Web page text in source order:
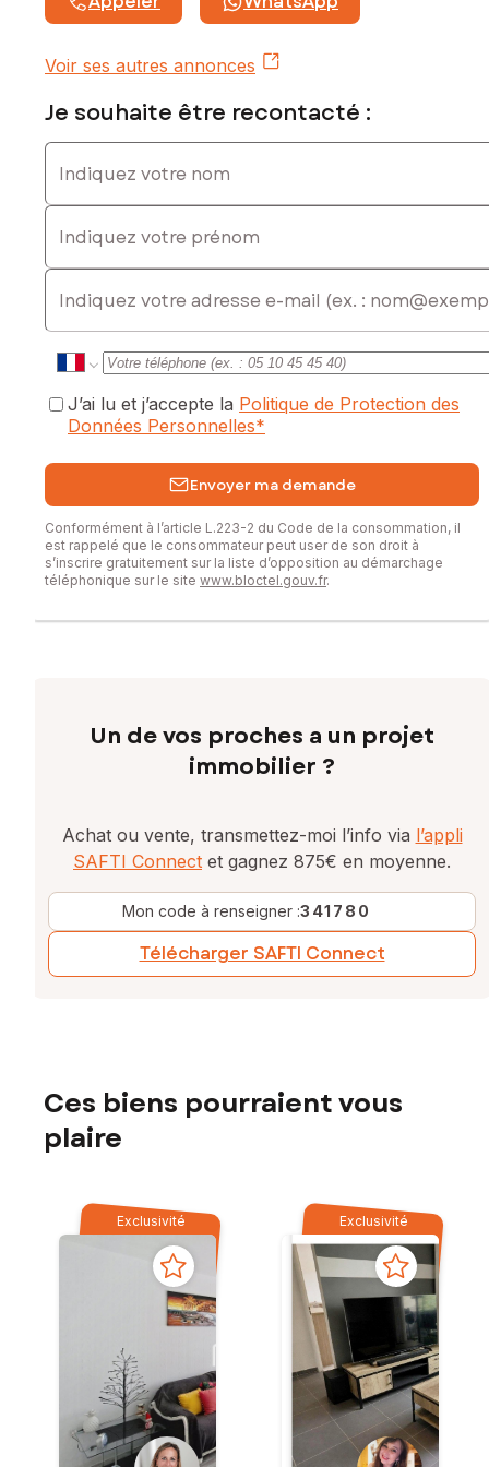
Tél. : 06 27 99 02 55, E-mail : corinne.pires@safti.fr - EI -
Agent commercial immatriculé au RSAC de BAYONNE sous le
numéro 842 509 036
Voir ses autres annonces
Je souhaite être recontacté :
Indiquez votre nom
Indiquez votre prénom
E-mail
J’ai lu et j’accepte la Politique de Protection des
Données Personnelles*
Envoyer ma demande
Conformément à l’article L.223-2 du Code de la consommation, il
est rappelé que le consommateur peut user de son droit à
s’inscrire gratuitement sur la liste d’opposition au démarchage
téléphonique sur le site www.bloctel.gouv.fr.
Un de vos proches a un projet
immobilier ?
Achat ou vente, transmettez-moi l’info via l’appli
SAFTI Connect et gagnez 875€ en moyenne.
Mon code à renseigner :341780
Télécharger SAFTI Connect
Ces biens pourraient vous
plaire
Exclusivité Exclusivité